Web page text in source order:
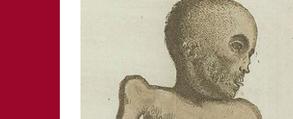
PEGNITZ
SCHWABACH